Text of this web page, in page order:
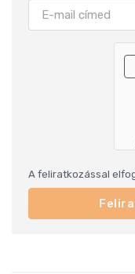
A feliratkozással